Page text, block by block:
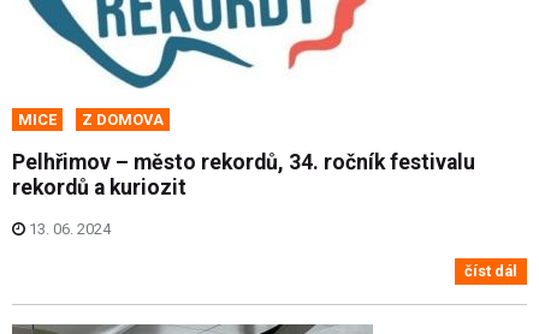
MICE Z DOMOVA
Pelhřimov – město rekordů, 34. ročník festivalu
rekordů a kuriozit
13. 06. 2024
číst dál